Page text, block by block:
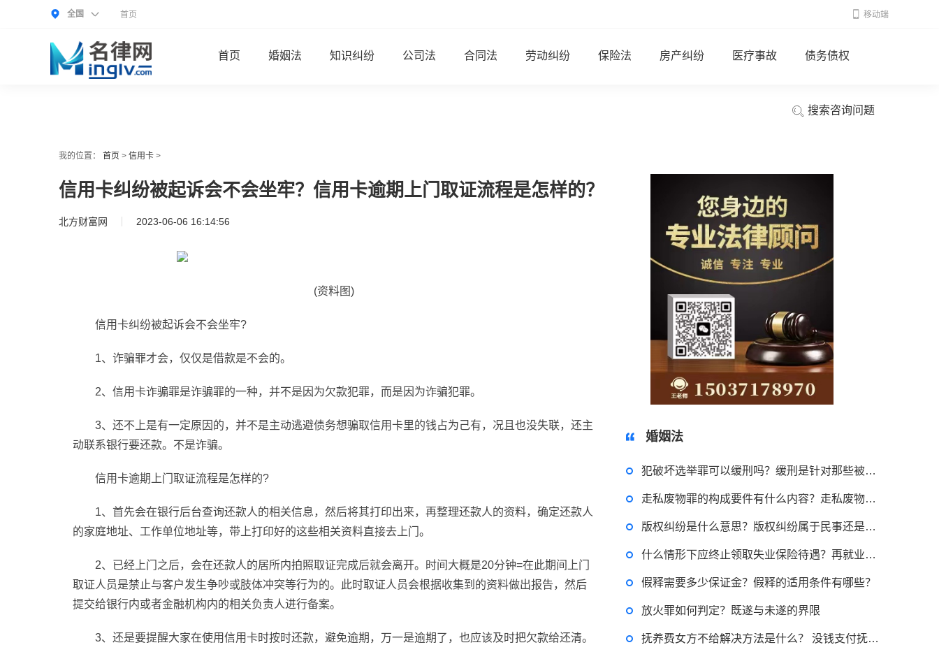
全国 首页 移动端
首页 婚姻法 知识纠纷 公司法 合同法 劳动纠纷 保险法 房产纠纷 医疗事故 债务债权
搜索咨询问题
我的位置： 首页 > 信用卡 >
信用卡纠纷被起诉会不会坐牢？信用卡逾期上门取证流程是怎样的？
北方财富网 2023-06-06 16:14:56
(资料图)
信用卡纠纷被起诉会不会坐牢?
1、诈骗罪才会，仅仅是借款是不会的。
2、信用卡诈骗罪是诈骗罪的一种，并不是因为欠款犯罪，而是因为诈骗犯罪。
3、还不上是有一定原因的，并不是主动逃避债务想骗取信用卡里的钱占为己有，况且也没失联，还主
动联系银行要还款。不是诈骗。
信用卡逾期上门取证流程是怎样的?
1、首先会在银行后台查询还款人的相关信息，然后将其打印出来，再整理还款人的资料，确定还款人
的家庭地址、工作单位地址等，带上打印好的这些相关资料直接去上门。
2、已经上门之后，会在还款人的居所内拍照取证完成后就会离开。时间大概是20分钟=在此期间上门
取证人员是禁止与客户发生争吵或肢体冲突等行为的。此时取证人员会根据收集到的资料做出报告，然后
提交给银行内或者金融机构内的相关负责人进行备案。
3、还是要提醒大家在使用信用卡时按时还款，避免逾期，万一是逾期了，也应该及时把欠款给还清。
婚姻法
犯破坏选举罪可以缓刑吗？缓刑是针对那些被判处拘役吗？-世界新动态
走私废物罪的构成要件有什么内容？走私废物罪一般会判处五年以下有期徒刑吗？
版权纠纷是什么意思？版权纠纷属于民事还是刑事？ 环球资讯
什么情形下应终止领取失业保险待遇？再就业又失业的情形领取保险金的期限如何确定？
假释需要多少保证金？假释的适用条件有哪些？
放火罪如何判定？既遂与未遂的界限
抚养费女方不给解决方法是什么？ 没钱支付抚养费被起诉怎么办？